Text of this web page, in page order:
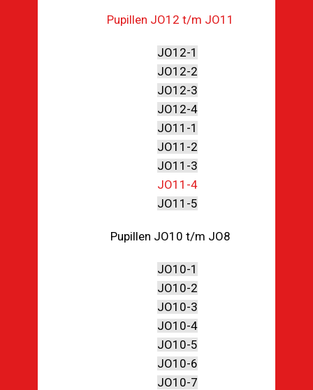
Pupillen JO12 t/m JO11
JO12-1
JO12-2
JO12-3
JO12-4
JO11-1
JO11-2
JO11-3
JO11-4
JO11-5
Pupillen JO10 t/m JO8
JO10-1
JO10-2
JO10-3
JO10-4
JO10-5
JO10-6
JO10-7